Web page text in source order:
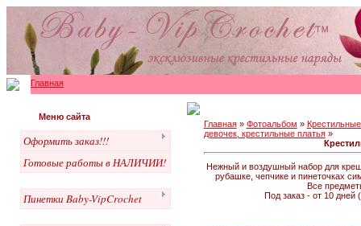
Главная
Меню сайта
Оформить заказ!!!
Готовые работы в НАЛИЧИИ!
Пинетки Baby-VipCrochet
Главная» Фотоальбом »
девочек, крестильные платья»
Нежный и воздушный набор для
рубашке, чепчике и пинеточках
Все
Под заказ - от 10 дней